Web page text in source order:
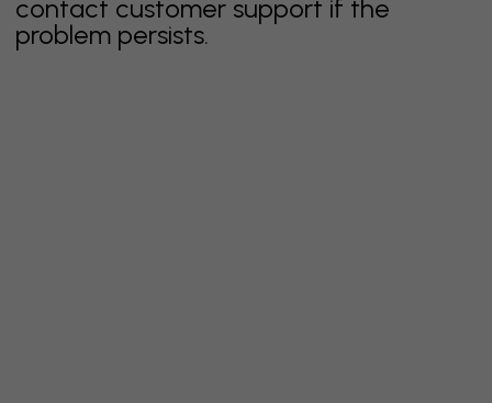
contact customer support if the
problem persists.